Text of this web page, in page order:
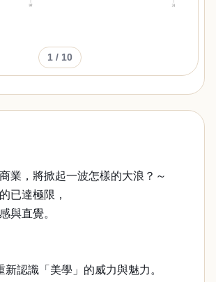
1 / 10
業，將掀起一波怎樣的大浪？～
已達極限，
與直覺。
認識「美學」的威力與魅力。